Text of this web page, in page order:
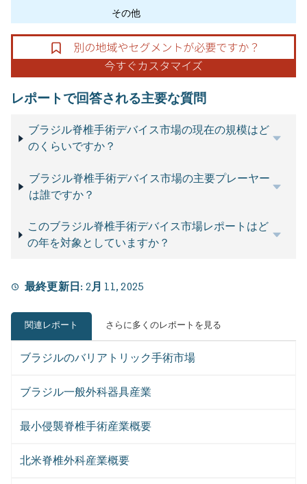
その他
レポートで回答される主要な質問
ブラジル脊椎手術デバイス市場の現在の規模はど
のくらいですか？
ブラジル脊椎手術デバイス市場の主要プレーヤー
は誰ですか？
このブラジル脊椎手術デバイス市場レポートはど
の年を対象としていますか？
最終更新日: 2月 11, 2025
関連レポート さらに多くのレポートを見る
ブラジルのバリアトリック手術市場
ブラジル一般外科器具産業
最小侵襲脊椎手術産業概要
北米脊椎外科産業概要